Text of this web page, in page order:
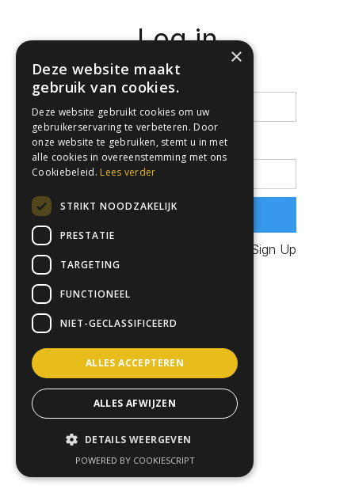
Log in
Email
Password
Sign Up
×
Deze website maakt
gebruik van cookies.
Deze website gebruikt cookies om uw
gebruikerservaring te verbeteren. Door
onze website te gebruiken, stemt u in met
alle cookies in overeenstemming met ons
Cookiebeleid. Lees verder
STRIKT NOODZAKELIJK
PRESTATIE
TARGETING
FUNCTIONEEL
NIET-GECLASSIFICEERD
ALLES ACCEPTEREN
ALLES AFWIJZEN
DETAILS WEERGEVEN
POWERED BY COOKIESCRIPT